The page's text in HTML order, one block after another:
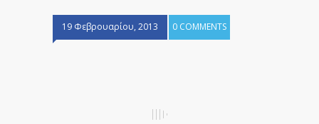
19 Φεβρουαρίου, 2013 0 COMMENTS